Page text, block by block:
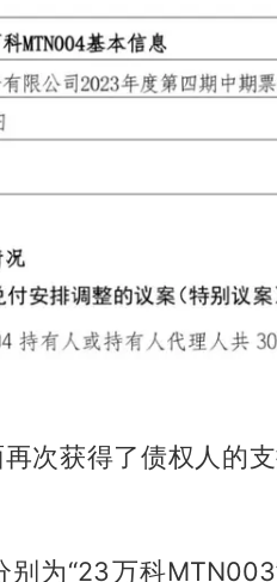
次获得了债权人的
为“23万科